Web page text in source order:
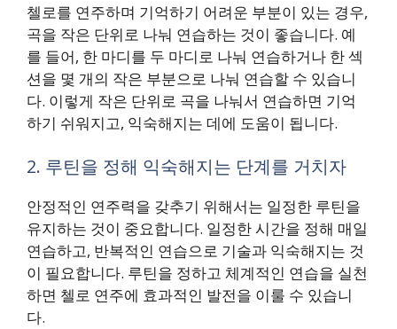
첼로를 연주하며 기억하기 어려운 부분이 있는 경우,
곡을 작은 단위로 나눠 연습하는 것이 좋습니다. 예
를 들어, 한 마디를 두 마디로 나눠 연습하거나 한 섹
션을 몇 개의 작은 부분으로 나눠 연습할 수 있습니
다. 이렇게 작은 단위로 곡을 나눠서 연습하면 기억
하기 쉬워지고, 익숙해지는 데에 도움이 됩니다.
2. 루틴을 정해 익숙해지는 단계를 거치자
안정적인 연주력을 갖추기 위해서는 일정한 루틴을
유지하는 것이 중요합니다. 일정한 시간을 정해 매일
연습하고, 반복적인 연습으로 기술과 익숙해지는 것
이 필요합니다. 루틴을 정하고 체계적인 연습을 실천
하면 첼로 연주에 효과적인 발전을 이룰 수 있습니
다.